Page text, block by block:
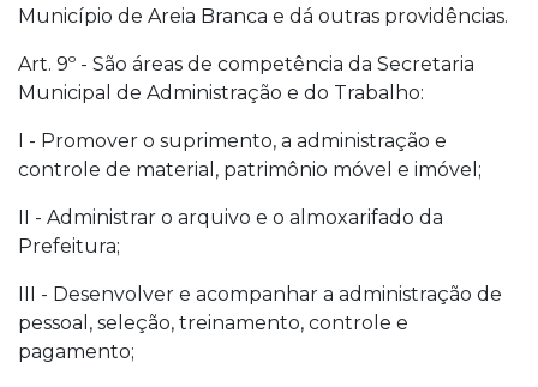
Município de Areia Branca e dá outras providências.
Art. 9º - São áreas de competência da Secretaria
Municipal de Administração e do Trabalho:
I - Promover o suprimento, a administração e
controle de material, patrimônio móvel e imóvel;
II - Administrar o arquivo e o almoxarifado da
Prefeitura;
III - Desenvolver e acompanhar a administração de
pessoal, seleção, treinamento, controle e
pagamento;